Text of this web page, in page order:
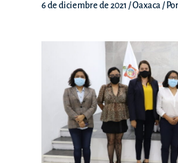
6 de diciembre de 2021 /Oaxaca / Por